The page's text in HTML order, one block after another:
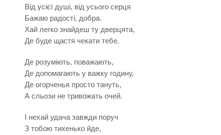
Від усієї душі, від усього серця
Бажаю радості, добра.
Хай легко знайдеш ту дверцята,
Де буде щастя чекати тебе.
Де розуміють, поважають,
Де допомагають у важку годину,
Де огорченья просто тануть,
А сльози не тривожать очей.
І нехай удача завжди поруч
З тобою тихенько йде,